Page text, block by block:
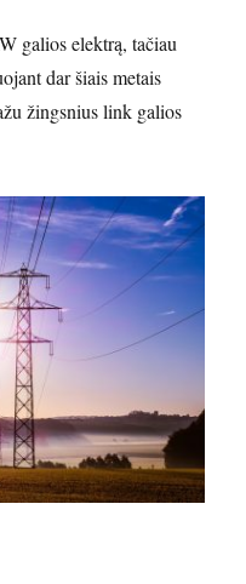
galios elektrą, tačiau
dar šiais metais
žingsnius link galios